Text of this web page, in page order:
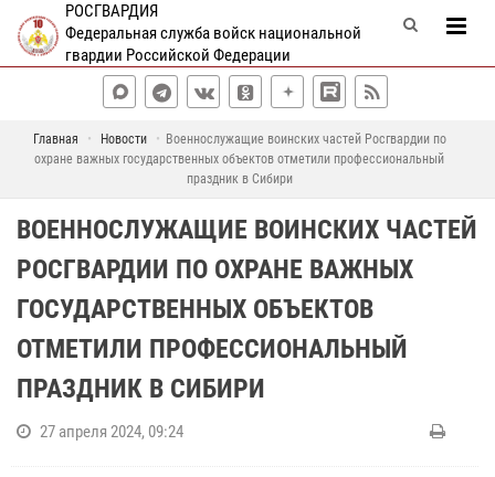
РОСГВАРДИЯ
Федеральная служба войск национальной
гвардии Российской Федерации
Главная Новости
Военнослужащие воинских частей Росгвардии по
охране важных государственных объектов отметили профессиональный
праздник в Сибири
ВОЕННОСЛУЖАЩИЕ ВОИНСКИХ ЧАСТЕЙ
РОСГВАРДИИ ПО ОХРАНЕ ВАЖНЫХ
ГОСУДАРСТВЕННЫХ ОБЪЕКТОВ
ОТМЕТИЛИ ПРОФЕССИОНАЛЬНЫЙ
ПРАЗДНИК В СИБИРИ
27 апреля 2024, 09:24